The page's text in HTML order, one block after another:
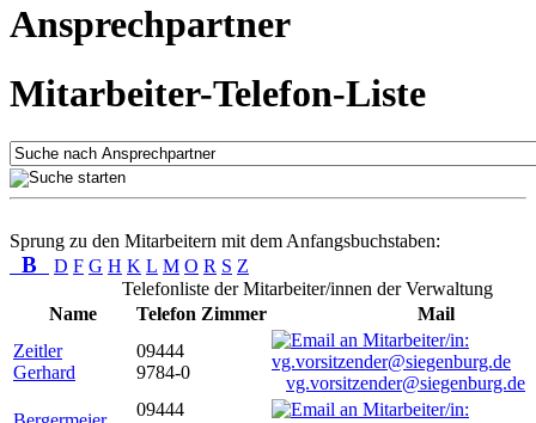
Ansprechpartner
Mitarbeiter-Telefon-Liste
Sprung zu den Mitarbeitern mit dem Anfangsbuchstaben:
B D F G H K L M O R S Z
Telefonliste der Mitarbeiter/innen der Verwaltung
Name
Telefon Zimmer
Mail
Zeitler
Gerhard
09444
9784-0
vg.vorsitzender@siegenburg.de
09444